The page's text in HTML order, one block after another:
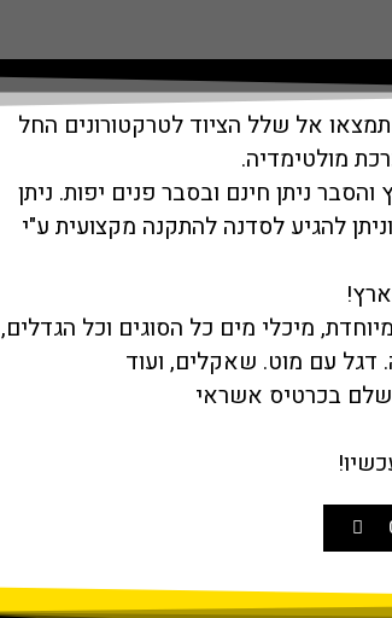
תמצאו אל שלל הציוד לטרקטורונים החל
מולטימדיה.
ניתן חינם ובסבר פנים יפות. ניתן
להגיע לסדנה להתקנה מקצועית ע"י
מיכלי מים כל הסוגים וכל הגדלים,
דגל עם מוט. שאקלים, ועוד
בכרטיס אשראי